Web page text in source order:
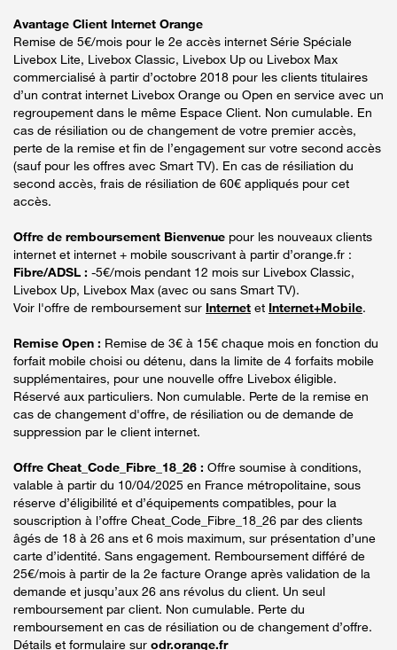
Avantage Client Internet Orange
Remise de 5€/mois pour le 2e accès internet Série Spéciale
Livebox Lite, Livebox Classic, Livebox Up ou Livebox Max
commercialisé à partir d’octobre 2018 pour les clients titulaires
d’un contrat internet Livebox Orange ou Open en service avec un
regroupement dans le même Espace Client. Non cumulable. En
cas de résiliation ou de changement de votre premier accès,
perte de la remise et fin de l’engagement sur votre second accès
(sauf pour les offres avec Smart TV). En cas de résiliation du
second accès, frais de résiliation de 60€ appliqués pour cet
accès.
Offre de remboursement Bienvenue pour les nouveaux clients
internet et internet + mobile souscrivant à partir d’orange.fr :
Fibre/ADSL : -5€/mois pendant 12 mois sur Livebox Classic,
Livebox Up, Livebox Max (avec ou sans Smart TV).
Voir l'offre de remboursement sur Internet et Internet+Mobile.
Remise Open : Remise de 3€ à 15€ chaque mois en fonction du
forfait mobile choisi ou détenu, dans la limite de 4 forfaits mobile
supplémentaires, pour une nouvelle offre Livebox éligible.
Réservé aux particuliers. Non cumulable. Perte de la remise en
cas de changement d'offre, de résiliation ou de demande de
suppression par le client internet.
Offre Cheat_Code_Fibre_18_26 : Offre soumise à conditions,
valable à partir du 10/04/2025 en France métropolitaine, sous
réserve d’éligibilité et d’équipements compatibles, pour la
souscription à l’offre Cheat_Code_Fibre_18_26 par des clients
âgés de 18 à 26 ans et 6 mois maximum, sur présentation d’une
carte d’identité. Sans engagement. Remboursement différé de
25€/mois à partir de la 2e facture Orange après validation de la
demande et jusqu’aux 26 ans révolus du client. Un seul
remboursement par client. Non cumulable. Perte du
remboursement en cas de résiliation ou de changement d’offre.
Détails et formulaire sur odr.orange.fr